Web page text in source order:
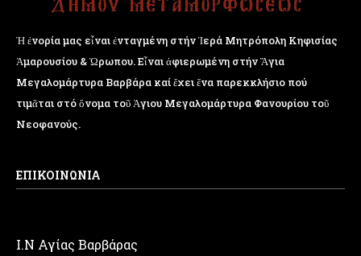
Ἡ ἐνορία μας εἶναι ἐνταγμένη στήν Ἱερά Μητρόπολη Κηφισίας
Ἁμαρουσίου & Ὠρωπου. Εἶναι ἀφιερωμένη στήν Ἅγια
Μεγαλομάρτυρα Βαρβάρα καί ἔχει ἕνα παρεκκλήσιο πού
τιμᾶται στό ὄνομα τοῦ Ἁγιου Μεγαλομάρτυρα Φανουρίου τοῦ
Νεοφανούς.
ΕΠΙΚΟΙΝΩΝΙΑ
Ι.Ν Αγίας Βαρβάρας